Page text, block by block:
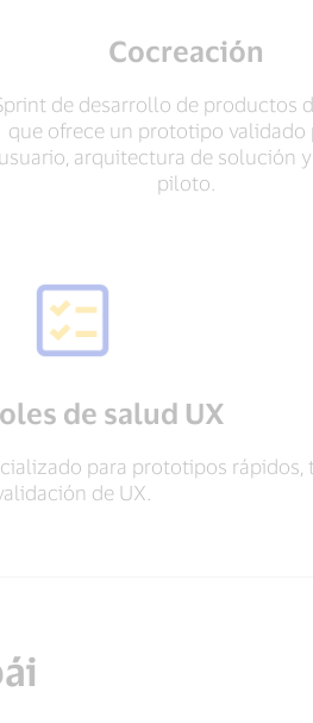
Cocreación
de desarrollo de productos
que ofrece un prototipo validado
arquitectura de solución
piloto.
de salud UX
para prototipos rápidos,
de UX.